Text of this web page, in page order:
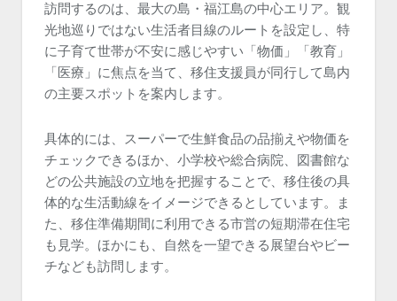
訪問するのは、最大の島・福江島の中心エリア。観
光地巡りではない生活者目線のルートを設定し、特
に子育て世帯が不安に感じやすい「物価」「教育」
「医療」に焦点を当て、移住支援員が同行して島内
の主要スポットを案内します。
具体的には、スーパーで生鮮食品の品揃えや物価を
チェックできるほか、小学校や総合病院、図書館な
どの公共施設の立地を把握することで、移住後の具
体的な生活動線をイメージできるとしています。ま
た、移住準備期間に利用できる市営の短期滞在住宅
も見学。ほかにも、自然を一望できる展望台やビー
チなども訪問します。